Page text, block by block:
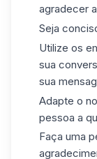
agradecer
Seja
Utilize os
sua
sua
Adapte o
pessoa a
Faça uma